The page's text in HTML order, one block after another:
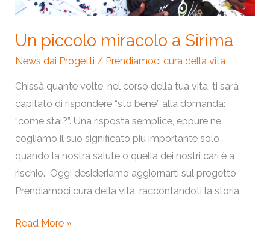
Un piccolo miracolo a Sirima
News dai Progetti / Prendiamoci cura della vita
Chissà quante volte, nel corso della tua vita, ti sarà
capitato di rispondere “sto bene” alla domanda:
“come stai?”. Una risposta semplice, eppure ne
cogliamo il suo significato più importante solo
quando la nostra salute o quella dei nostri cari è a
rischio. Oggi desideriamo aggiornarti sul progetto
Prendiamoci cura della vita, raccontandoti la storia
Read More »